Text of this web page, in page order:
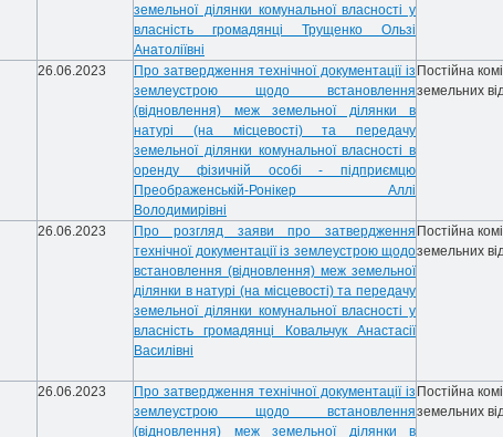
земельної ділянки комунальної власності у
власність громадянці Трущенко Ользі
Анатоліївні
26.06.2023
Про затвердження технічної документації із
землеустрою щодо встановлення
(відновлення) меж земельної ділянки в
натурі (на місцевості) та передачу
земельної ділянки комунальної власності в
оренду фізичній особі - підприємцю
Преображенській-Ронікер Аллі
Володимирівні
Постійна
земельних
26.06.2023
Про розгляд заяви про затвердження
технічної документації із землеустрою щодо
встановлення (відновлення) меж земельної
ділянки в натурі (на місцевості) та передачу
земельної ділянки комунальної власності у
власність громадянці Ковальчук Анастасії
Василівні
Постійна
земельних
26.06.2023
Про затвердження технічної документації із
землеустрою щодо встановлення
(відновлення) меж земельної ділянки в
Постійна
земельних